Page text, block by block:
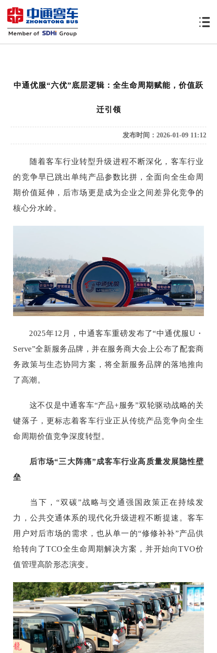
中通优服“六优”底层逻辑：全生命周期赋能，价值跃
迁引领
发布时间：2026-01-09 11:12
随着客车行业转型升级进程不断深化，客车行业
的竞争早已跳出单纯产品参数比拼，全面向全生命周
期价值延伸，后市场更是成为企业之间差异化竞争的
核心分水岭。
2025年12月，中通客车重磅发布了“中通优服U ・
Serve”全新服务品牌，并在服务商大会上公布了配套商
务政策与生态协同方案，将全新服务品牌的落地推向
了高潮。
这不仅是中通客车“产品+服务”双轮驱动战略的关
键落子，更标志着客车行业正从传统产品竞争向全生
命周期价值竞争深度转型。
后市场“三大阵痛”成客车行业高质量发展隐性壁
垒
当下， “双碳”战略与交通强国政策正在持续发
力，公共交通体系的现代化升级进程不断提速。客车
用户对后市场的需求，也从单一的“修修补补”产品供
给转向了TCO全生命周期解决方案，并开始向TVO价
值管理高阶形态演变。